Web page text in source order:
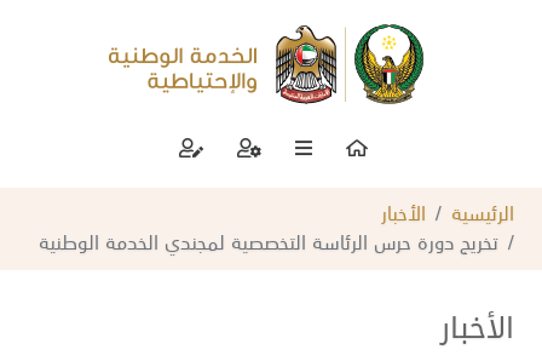
الرئيسية
الأخبار
تخريج دورة حرس الرئاسة التخصصية لمجندي الخدمة الوطنية
الأخبار